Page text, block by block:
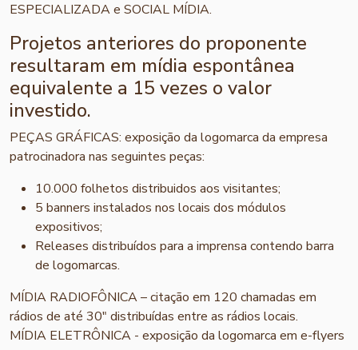
ESPECIALIZADA e SOCIAL MÍDIA.
Projetos anteriores do proponente
resultaram em mídia espontânea
equivalente a 15 vezes o valor
investido.
PEÇAS GRÁFICAS: exposição da logomarca da empresa
patrocinadora nas seguintes peças:
10.000 folhetos distribuidos aos visitantes;
5 banners instalados nos locais dos módulos
expositivos;
Releases distribuídos para a imprensa contendo barra
de logomarcas.
MÍDIA RADIOFÔNICA – citação em 120 chamadas em
rádios de até 30" distribuídas entre as rádios locais.
MÍDIA ELETRÔNICA - exposição da logomarca em e-flyers